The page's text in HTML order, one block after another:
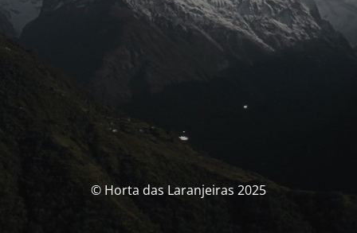
© Horta das Laranjeiras 2025